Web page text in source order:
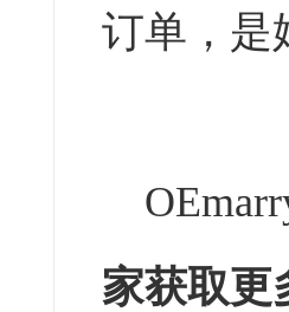
订单，是
家获取更